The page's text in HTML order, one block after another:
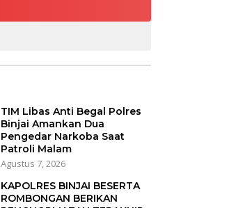
TIM Libas Anti Begal Polres
Binjai Amankan Dua
Pengedar Narkoba Saat
Patroli Malam
Agustus 7, 2026
KAPOLRES BINJAI BESERTA
ROMBONGAN BERIKAN